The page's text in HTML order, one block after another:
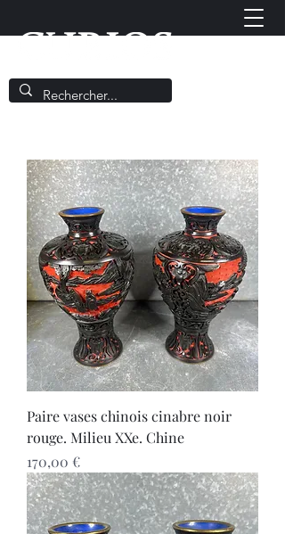
Paire vases chinois cinabre noir
rouge. Milieu XXe. Chine
Prix
170,00 €